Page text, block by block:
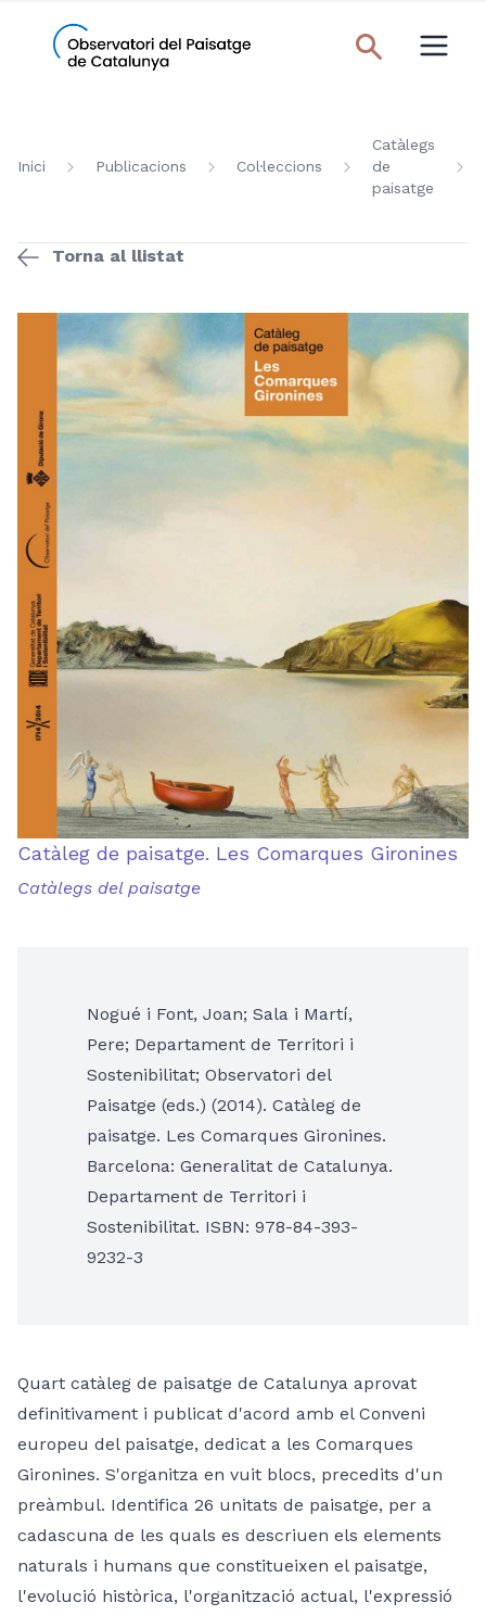
Inici Publicacions Col·leccions
Catàlegs
de
paisatge
Torna al llistat
Catàleg de paisatge. Les Comarques Gironines
Catàlegs del paisatge
Nogué i Font, Joan; Sala i Martí,
Pere; Departament de Territori i
Sostenibilitat; Observatori del
Paisatge (eds.) (2014). Catàleg de
paisatge. Les Comarques Gironines.
Barcelona: Generalitat de Catalunya.
Departament de Territori i
Sostenibilitat. ISBN: 978-84-393-
9232-3
Quart catàleg de paisatge de Catalunya aprovat
definitivament i publicat d'acord amb el Conveni
europeu del paisatge, dedicat a les Comarques
Gironines. S'organitza en vuit blocs, precedits d'un
preàmbul. Identifica 26 unitats de paisatge, per a
cadascuna de les quals es descriuen els elements
naturals i humans que constitueixen el paisatge,
l'evolució històrica, l'organització actual, l'expressió